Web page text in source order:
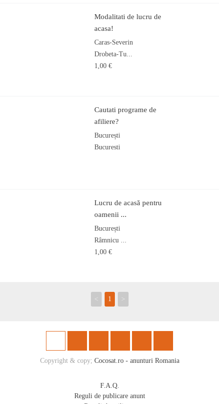
Modalitati de lucru de
acasa!
Caras-Severin
Drobeta-Tu...
1,00 €
Cautati programe de
afiliere?
București
Bucuresti
Lucru de acasă pentru
oamenii ...
București
Râmnicu ...
1,00 €
< 1 >
Copyright & copy; Cocosat.ro - anunturi Romania
F.A.Q.
Reguli de publicare anunt